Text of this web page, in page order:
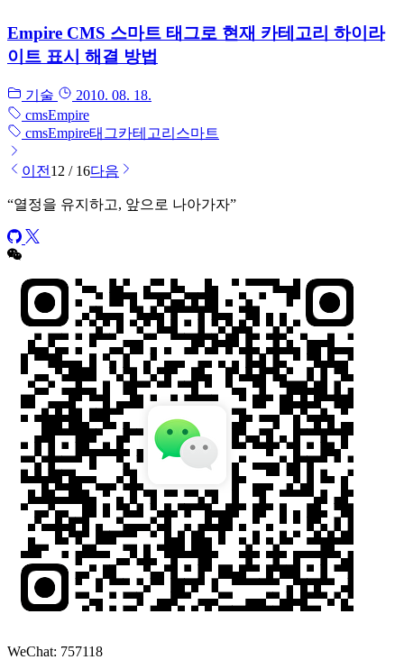
Empire CMS 스마트 태그로 현재 카테고리 하이라
이트 표시 해결 방법
기술
2010. 08. 18.
cmsEmpire
cmsEmpire태그카테고리 스마트
이전 12 / 16다음
“열정을 유지하고, 앞으로 나아가자”
WeChat: 757118